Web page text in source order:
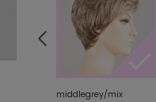
middlegrey/mix